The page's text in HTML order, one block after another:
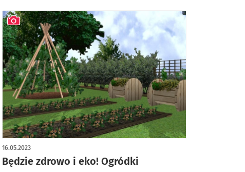
Będzie zdrowo i eko! Ogródki
16.05.2023
artykuł z galerią zdjęć